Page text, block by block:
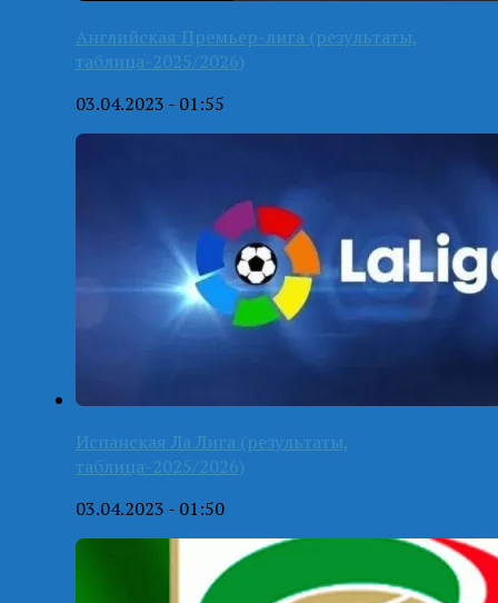
Английская Премьер-лига (результаты,
таблица-2025/2026)
03.04.2023 - 01:55
Испанская Ла Лига (результаты,
таблица-2025/2026)
03.04.2023 - 01:50